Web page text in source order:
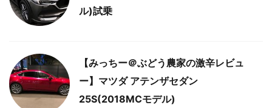
ル)試乗
【みっちー＠ぶどう農家の激辛レビュ
ー】マツダ アテンザセダン
25S(2018MCモデル)